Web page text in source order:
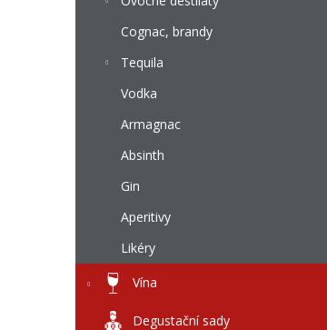
Cognac, brandy
Tequila
Vodka
Armagnac
Absinth
Gin
Aperitivy
Likéry
Vína
Degustační sady